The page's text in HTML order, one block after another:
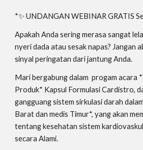
*✨ UNDANGAN WEBINAR GRATIS
Apakah Anda sering merasa sangat
nyeri dada atau sesak napas? Jangan
sinyal peringatan dari jantung Anda.
Mari bergabung dalam progam acara
Produk* Kapsul Formulasi Cardistro,
gangguang sistem sirkulasi darah
Barat dan medis Timur*, yang akan
tentang kesehatan sistem
secara Alami.